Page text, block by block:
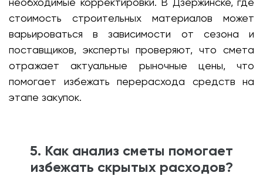
стоимость строительных материалов может
варьироваться в зависимости от сезона и
поставщиков, эксперты проверяют, что смета
отражает актуальные рыночные цены, что
помогает избежать перерасхода средств на
этапе закупок.
5. Как анализ сметы помогает
избежать скрытых расходов?